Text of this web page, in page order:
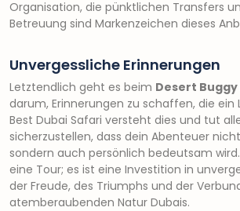
Organisation, die pünktlichen Transfers
Betreuung sind Markenzeichen dieses
Unvergessliche Erinnerungen
Letztendlich geht es beim Desert
darum, Erinnerungen zu schaffen, die ein
Best Dubai Safari versteht dies und tut
sicherzustellen, dass dein Abenteuer
sondern auch persönlich bedeutsam
eine Tour; es ist eine Investition in
der Freude, des Triumphs und der
atemberaubenden Natur Dubais.